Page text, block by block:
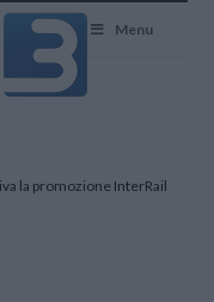
Menu
la promozione InterRail